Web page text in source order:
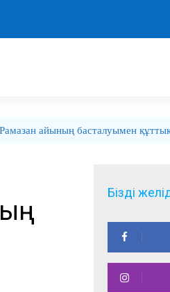
айының басталуымен
Бізді